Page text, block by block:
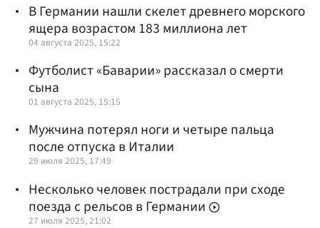
В Германии нашли скелет древнего морского
ящера возрастом 183 миллиона лет
04 августа 2025, 15:22
Футболист «Баварии» рассказал о смерти
сына
01 августа 2025, 15:15
Мужчина потерял ноги и четыре пальца
после отпуска в Италии
29 июля 2025, 17:49
Несколько человек пострадали при сходе
поезда с рельсов в Германии
27 июля 2025, 21:02